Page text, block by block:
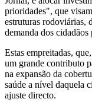
prioridades", que
estruturas rodoviárias,
demanda dos
Estas empreitadas,
um grande contributo
na expansão da
saúde a nível daquela
ajuste directo.